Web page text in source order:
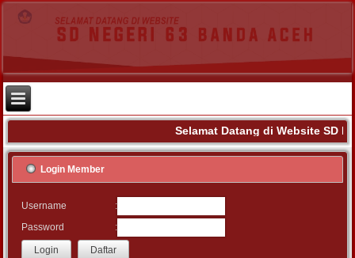
Selamat Datang di Website SD
Login Member
Username
:
Password
: